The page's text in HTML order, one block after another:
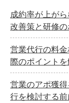
成約率が上が
改善策と研修
営業代行の料
際のポイント
営業のアポ獲
行を検討する